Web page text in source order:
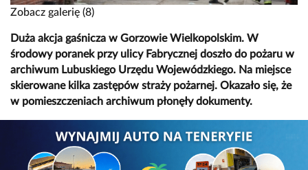
Zobacz galerię (8)
Duża akcja gaśnicza w Gorzowie Wielkopolskim. W
środowy poranek przy ulicy Fabrycznej doszło do pożaru w
archiwum Lubuskiego Urzędu Wojewódzkiego. Na miejsce
skierowane kilka zastępów straży pożarnej. Okazało się, że
w pomieszczeniach archiwum płonęły dokumenty.